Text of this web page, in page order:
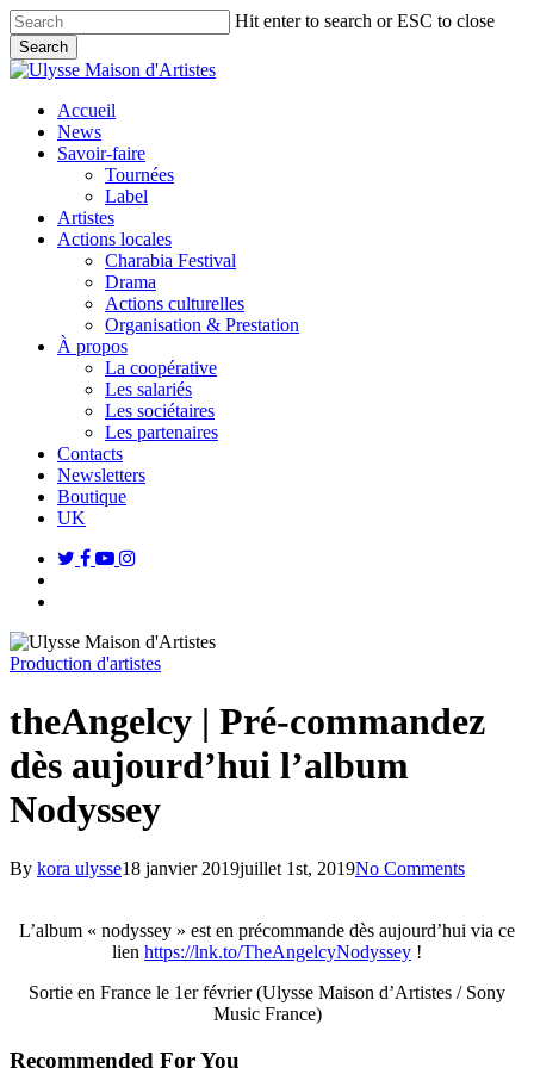
Skip
to
main
content
Hit enter to search or ESC to close
Search
Close
search
Menu
Accueil
News
Savoir-faire
Tournées
Label
Artistes
Actions locales
Charabia Festival
Drama
Actions culturelles
Organisation & Prestation
À propos
La coopérative
Les salariés
Les sociétaires
Les partenaires
Contacts
Newsletters
Boutique
UK
twitterfacebook
youtubeinstagram
Production d'artistes
theAngelcy | Pré-commandez
dès aujourd’hui l’album
Nodyssey
By kora ulysse18 janvier 2019juillet 1st, 2019No Comments
L’album « nodyssey » est en précommande dès aujourd’hui via ce
lien https://lnk.to/TheAngelcyNodyssey !
Sortie en France le 1er février (Ulysse Maison d’Artistes / Sony
Music France)
Recommended For You